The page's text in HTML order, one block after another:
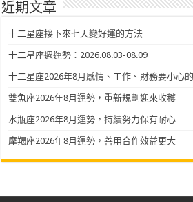
近期文章
十二星座接下來七天變好運的方法
十二星座週運勢：2026.08.03-08.09
十二星座2026年8月感情、工作、財務要小心
雙魚座2026年8月運勢，重新規劃迎來收穫
水瓶座2026年8月運勢，持續努力保有耐心
摩羯座2026年8月運勢，善用合作效益更大